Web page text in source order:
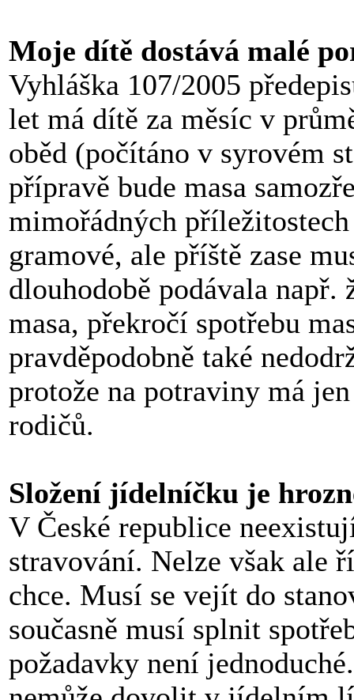
Moje dítě dostává malé
Vyhláška 107/2005
let má dítě za měsíc v
oběd (počítáno v syrovém
přípravě bude masa
mimořádných
gramové, ale příště zase
dlouhodobě podávala např.
masa, překročí spotřebu
pravděpodobně také
protože na potraviny má
rodičů.
Složení jídelníčku je
V České republice
stravování. Nelze však ale
chce. Musí se vejít do
současně musí splnit
požadavky není